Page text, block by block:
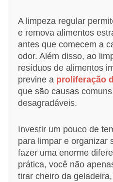
A limpeza regular
e remova alimentos
antes que comecem a
odor. Além disso, ao
resíduos de alimentos
previne a proliferação
que são causas
desagradáveis.
Investir um pouco de
para limpar e organizar
fazer uma enorme
prática, você não
tirar cheiro da